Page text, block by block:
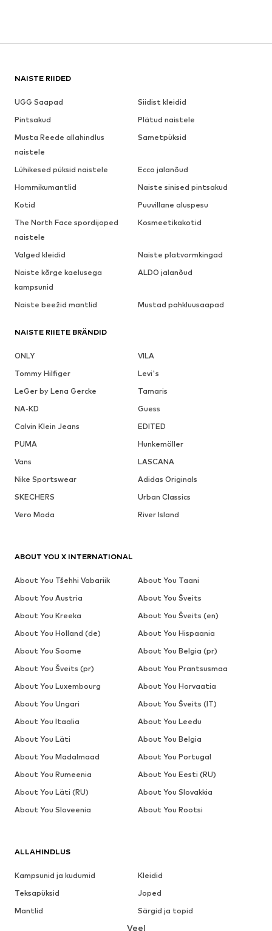
NAISTE RIIDED
UGG Saapad
Siidist kleidid
Pintsakud
Plätud naistele
Musta Reede allahindlus
naistele
Sametpüksid
Lühikesed püksid naistele
Ecco jalanõud
Hommikumantlid
Naiste sinised pintsakud
Kotid
Puuvillane aluspesu
The North Face spordijoped
naistele
Kosmeetikakotid
Valged kleidid
Naiste platvormkingad
Naiste kõrge kaelusega
kampsunid
ALDO jalanõud
Naiste beežid mantlid Mustad pahkluusaapad
NAISTE RIIETE BRÄNDID
ONLY
VILA
Tommy Hilfiger
Levi's
LeGer by Lena Gercke
Tamaris
NA-KD
Guess
Calvin Klein Jeans
EDITED
PUMA
Hunkemöller
Vans
LASCANA
Nike Sportswear
Adidas Originals
SKECHERS
Urban Classics
Vero Moda
River Island
ALLAHINDLUS
Kampsunid ja kudumid
Kleidid
Teksapüksid
Joped
Mantlid
Särgid ja topid
Pesu
Veel
ABOUT YOU X INTERNATIONAL
About You Tšehhi Vabariik
About You Taani
About You Austria
About You Šveits
About You Kreeka
About You Šveits (en)
About You Holland (de)
About You Hispaania
About You Soome
About You Belgia (pr)
About You Šveits (pr)
About You Prantsusmaa
About You Luxembourg
About You Horvaatia
About You Ungari
About You Šveits (IT)
About You Itaalia
About You Leedu
About You Läti
About You Belgia
About You Madalmaad
About You Portugal
About You Rumeenia
About You Eesti (RU)
About You Läti (RU)
About You Slovakkia
About You Sloveenia
About You Rootsi